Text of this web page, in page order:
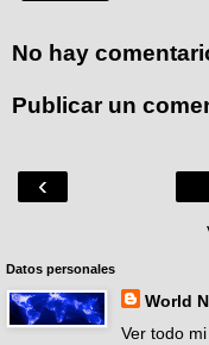
No hay
Publicar un
‹
Datos personales
World
Ver todo